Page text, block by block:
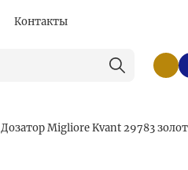
Контакты
Дозатор Migliore Kvant 29783